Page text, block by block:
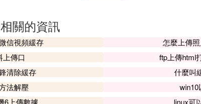
級領導……決定……並賠償……」顯然有悖整個句
主任，而不是上級領導。應在「賠償」前面加上「
看看句子的修飾語同中心語的搭配是否恰當，句子
給老師二篇課外完成的作文。
當，應把「二」改成「兩」。如不說「二張桌子
」。
關的資訊
信視頻緩存
怎麼上傳
上傳口
ftp上傳html
清除緩存
什麼叫
法解壓
win10
6上傳數據
linux可